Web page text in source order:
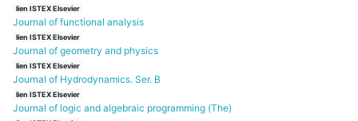
lien ISTEX Elsevier
Journal of functional analysis
lien ISTEX Elsevier
Journal of geometry and physics
lien ISTEX Elsevier
Journal of Hydrodynamics. Ser. B
lien ISTEX Elsevier
Journal of logic and algebraic programming (The)